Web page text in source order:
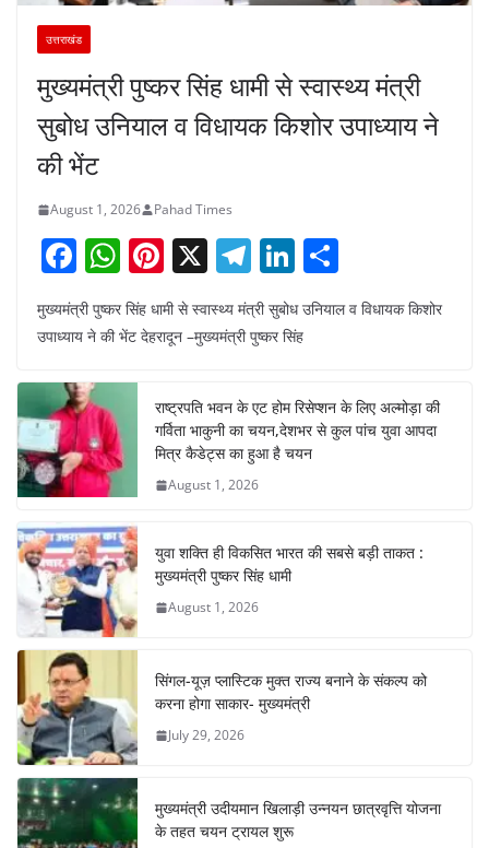
उत्तराखंड
मुख्यमंत्री पुष्कर सिंह धामी से स्वास्थ्य मंत्री
सुबोध उनियाल व विधायक किशोर उपाध्याय ने
की भेंट
August 1, 2026 Pahad Times
F
a
c
b
o
o
k
W
h
at
A
p
p
Pi
nt
er
e
st
X T
el
e
gr
a
m
Li
n
k
dI
n
ar
मुख्यमंत्री पुष्कर सिंह धामी से स्वास्थ्य मंत्री सुबोध उनियाल व विधायक किशोर
उपाध्याय ने की भेंट देहरादून –मुख्यमंत्री पुष्कर सिंह
राष्ट्रपति भवन के एट होम रिसेप्शन के लिए अल्मोड़ा की
गर्विता भाकुनी का चयन,देशभर से कुल पांच युवा आपदा
मित्र कैडेट्स का हुआ है चयन
August 1, 2026
युवा शक्ति ही विकसित भारत की सबसे बड़ी ताकत :
मुख्यमंत्री पुष्कर सिंह धामी
August 1, 2026
सिंगल-यूज़ प्लास्टिक मुक्त राज्य बनाने के संकल्प को
करना होगा साकार- मुख्यमंत्री
July 29, 2026
मुख्यमंत्री उदीयमान खिलाड़ी उन्नयन छात्रवृत्ति योजना
के तहत चयन ट्रायल शुरू